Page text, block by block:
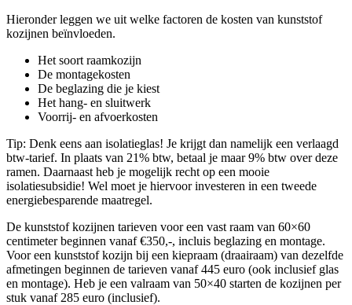
Hieronder leggen we uit welke factoren de kosten van kunststof
kozijnen beïnvloeden.
Het soort raamkozijn
De montagekosten
De beglazing die je kiest
Het hang- en sluitwerk
Voorrij- en afvoerkosten
Tip: Denk eens aan isolatieglas! Je krijgt dan namelijk een verlaagd
btw-tarief. In plaats van 21% btw, betaal je maar 9% btw over deze
ramen. Daarnaast heb je mogelijk recht op een mooie
isolatiesubsidie! Wel moet je hiervoor investeren in een tweede
energiebesparende maatregel.
De kunststof kozijnen tarieven voor een vast raam van 60×60
centimeter beginnen vanaf €350,-, incluis beglazing en montage.
Voor een kunststof kozijn bij een kiepraam (draairaam) van dezelfde
afmetingen beginnen de tarieven vanaf 445 euro (ook inclusief glas
en montage). Heb je een valraam van 50×40 starten de kozijnen per
stuk vanaf 285 euro (inclusief).